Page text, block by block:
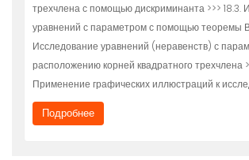
трехчлена с помощью дискриминанта >>> 18.3.
уравнений с параметром с помощью теоремы
Исследование уравнений (неравенств) с
расположению корней квадратного трехчлена
Применение графических иллюстраций к
Подробнее